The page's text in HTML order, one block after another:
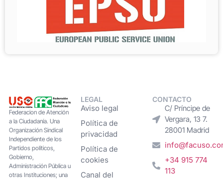
Federacion de Atención
a la Ciudadanía. Una
Organización Sindical
Independiente de los
Partidos políticos,
Gobierno,
Administración Pública u
otras Instituciones; una
LEGAL
Aviso legal
Política de
privacidad
Política de
cookies
Canal del
CONTACTO
C/ Príncipe de
Vergara, 13 7.
28001 Madrid
+34 915 774
113